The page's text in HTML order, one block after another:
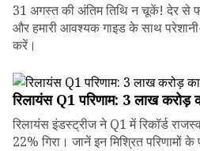
31 अगस्त की अंतिम तिथि न चूकें! देर से
और हमारी आवश्यक गाइड के साथ
करें।
रिलायंस Q1 परिणाम: ₹3 लाख करोड़
रिलायंस इंडस्ट्रीज ने Q1 में रिकॉर्ड
22% गिरा। जानें इन मिश्रित परिणामों